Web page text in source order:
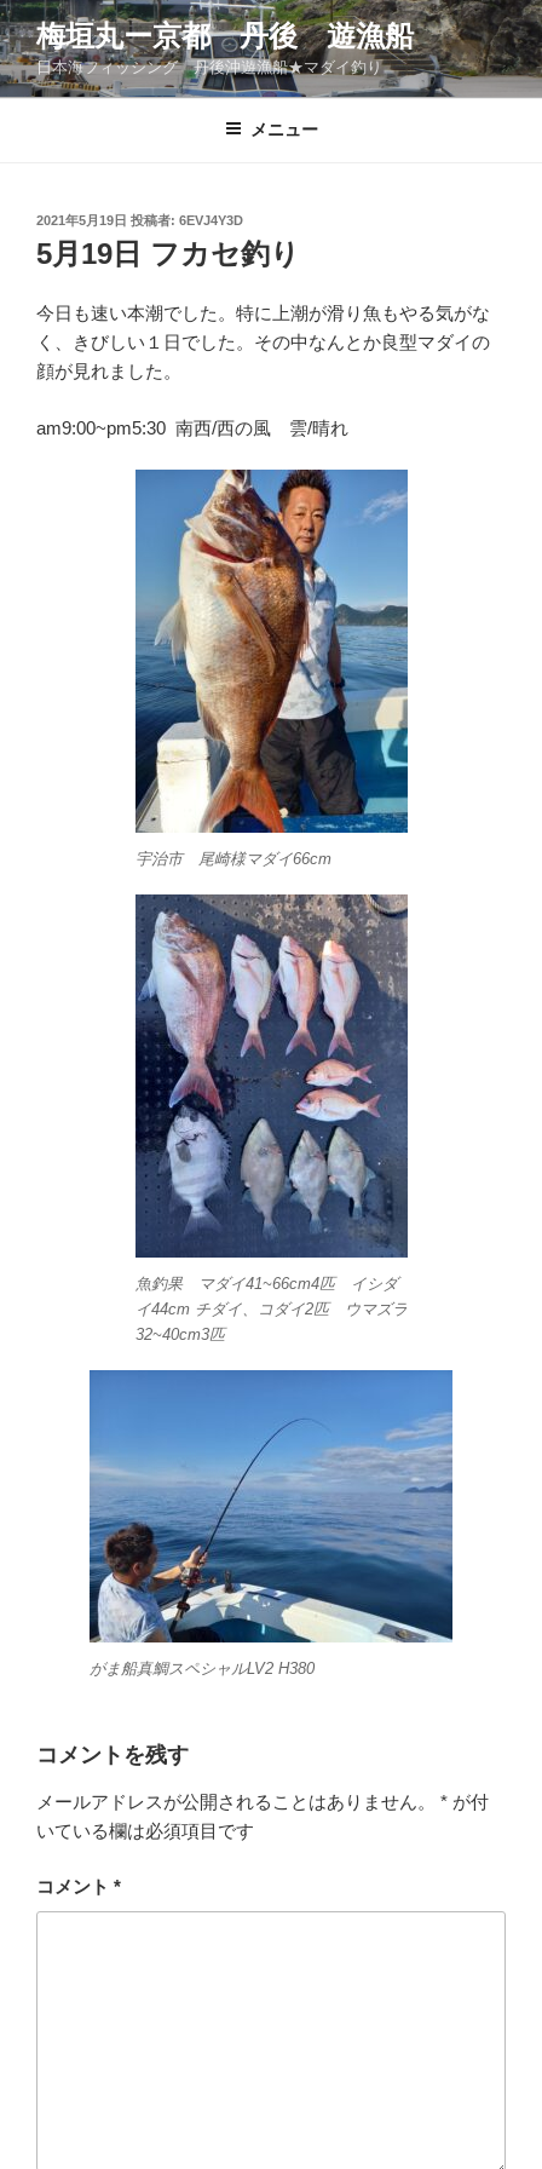
コ
ン
テ
ン
梅垣丸ー京都 丹後 遊漁船
日本海フィッシング 丹後沖遊漁船★マダイ釣り
メニュー
投
稿
日:
2021年5月19日 投稿者: 6EVJ4Y3D
5月19日 フカセ釣り
今日も速い本潮でした。特に上潮が滑り魚もやる気がな
く、きびしい１日でした。その中なんとか良型マダイの
顔が見れました。
am9:00~pm5:30 南西/西の風 雲/晴れ
宇治市 尾崎様マダイ66cm
魚釣果 マダイ41~66cm4匹 イシダ
イ44cm チダイ、コダイ2匹 ウマズラ
32~40cm3匹
がま船真鯛スペシャルLV2 H380
コメントを残す
メールアドレスが公開されることはありません。 * が付
いている欄は必須項目です
コメント *